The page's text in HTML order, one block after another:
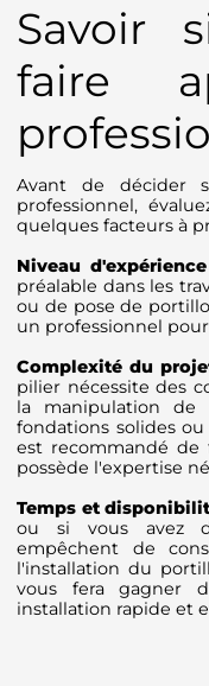
Savoir
faire
Avant de décider
professionnel,
quelques facteurs à
Niveau d'expérience
préalable dans les
ou de pose de
un professionnel
Complexité du
pilier nécessite des
la manipulation de
fondations solides
est recommandé
possède l'expertise
Temps et
ou si vous avez
empêchent de
l'installation du
vous fera gagner
installation rapide et